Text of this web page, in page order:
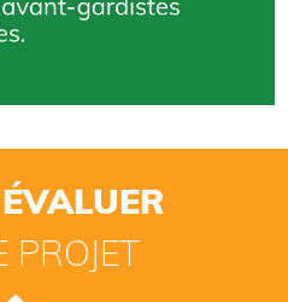
PROJET